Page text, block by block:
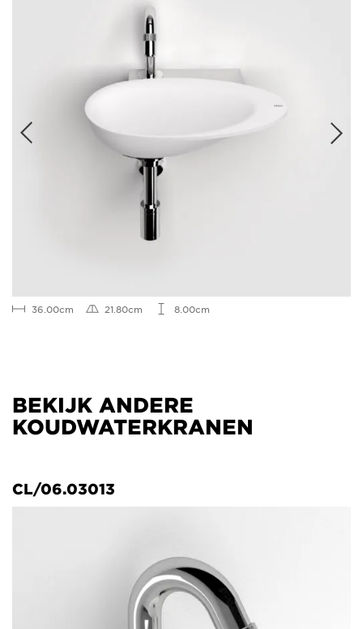
36.00cm 21.80cm 8.00cm
BEKIJK ANDERE
KOUDWATERKRANEN
CL/06.03013